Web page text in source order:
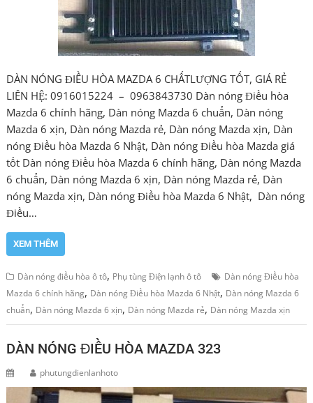
DÀN NÓNG ĐIỀU HÒA MAZDA 6 CHẤTLƯỢNG TỐT, GIÁ RẺ
LIÊN HỆ: 0916015224 – 0963843730 Dàn nóng Điều hòa
Mazda 6 chính hãng, Dàn nóng Mazda 6 chuẩn, Dàn nóng
Mazda 6 xịn, Dàn nóng Mazda rẻ, Dàn nóng Mazda xịn, Dàn
nóng Điều hòa Mazda 6 Nhật, Dàn nóng Điều hòa Mazda giá
tốt Dàn nóng Điều hòa Mazda 6 chính hãng, Dàn nóng Mazda
6 chuẩn, Dàn nóng Mazda 6 xịn, Dàn nóng Mazda rẻ, Dàn
nóng Mazda xịn, Dàn nóng Điều hòa Mazda 6 Nhật, Dàn nóng
Điều…
XEM THÊM
Dàn nóng điều hòa ô tô, Phụ tùng Điện lạnh ô tô
Dàn nóng Điều hòa
Mazda 6 chính hãng, Dàn nóng Điều hòa Mazda 6 Nhật, Dàn nóng Mazda 6
chuẩn, Dàn nóng Mazda 6 xịn, Dàn nóng Mazda rẻ, Dàn nóng Mazda xịn
DÀN NÓNG ĐIỀU HÒA MAZDA 323
phutungdienlanhoto